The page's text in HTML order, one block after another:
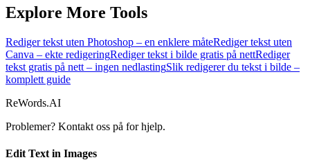
Explore More Tools
Rediger tekst uten Photoshop – en enklere måteRediger tekst uten
Canva – ekte redigeringRediger tekst i bilde gratis på nettRediger
tekst gratis på nett – ingen nedlastingSlik redigerer du tekst i bilde –
komplett guide
ReWords.AI
Problemer? Kontakt oss på for hjelp.
Edit Text in Images